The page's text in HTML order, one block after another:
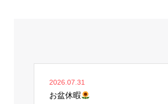
2026.07.31
お盆休暇